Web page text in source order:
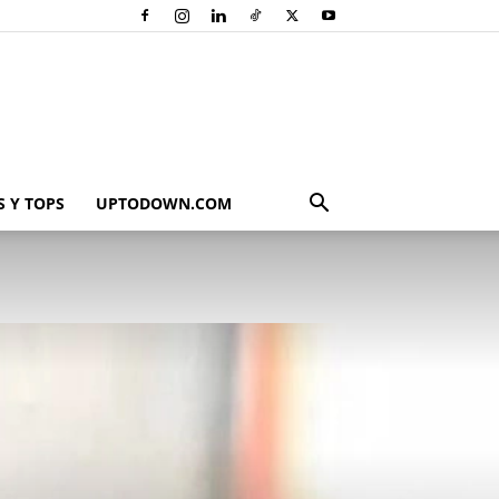
Y TOPS UPTODOWN.COM